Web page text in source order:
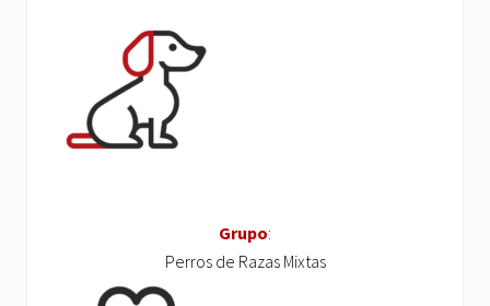
Grupo:
Perros de Razas Mixtas